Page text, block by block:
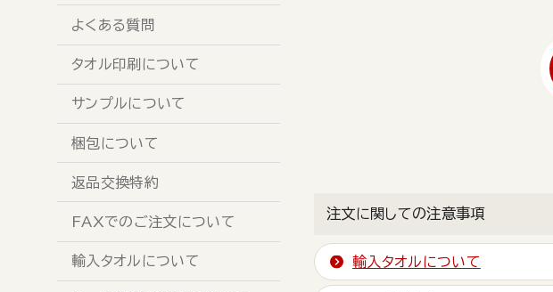
よくある質問
タオル印刷について
サンプルについて
梱包について
返品交換特約
FAXでのご注文について
輸入タオルについて
注文に関しての注意事項
輸入タオルについて